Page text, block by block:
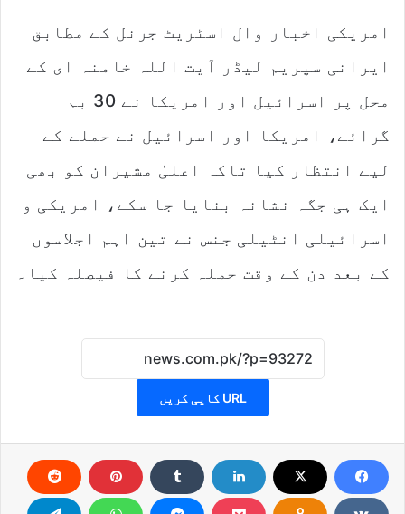
امریکی اخبار وال اسٹریٹ جرنل کے مطابق
ایرانی سپریم لیڈر آیت اللہ خامنہ ای کے
محل پر اسرائیل اور امریکا نے 30 بم
گرائے، امریکا اور اسرائیل نے حملے کے
لیے انتظار کیا تاکہ اعلیٰ مشیران کو بھی
ایک ہی جگہ نشانہ بنایا جا سکے، امریکی و
اسرائیلی انٹیلی جنس نے تین اہم اجلاسوں
کے بعد دن کے وقت حملہ کرنے کا فیصلہ کیا۔
URL کاپی کریں